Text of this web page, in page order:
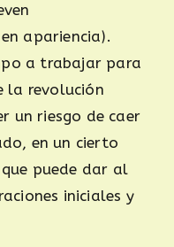
apariencia).
a trabajar para
la revolución
un riesgo de caer
en un cierto
puede dar al
iniciales y